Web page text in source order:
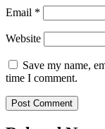
Email *
Website
Save my name,
time I comment.